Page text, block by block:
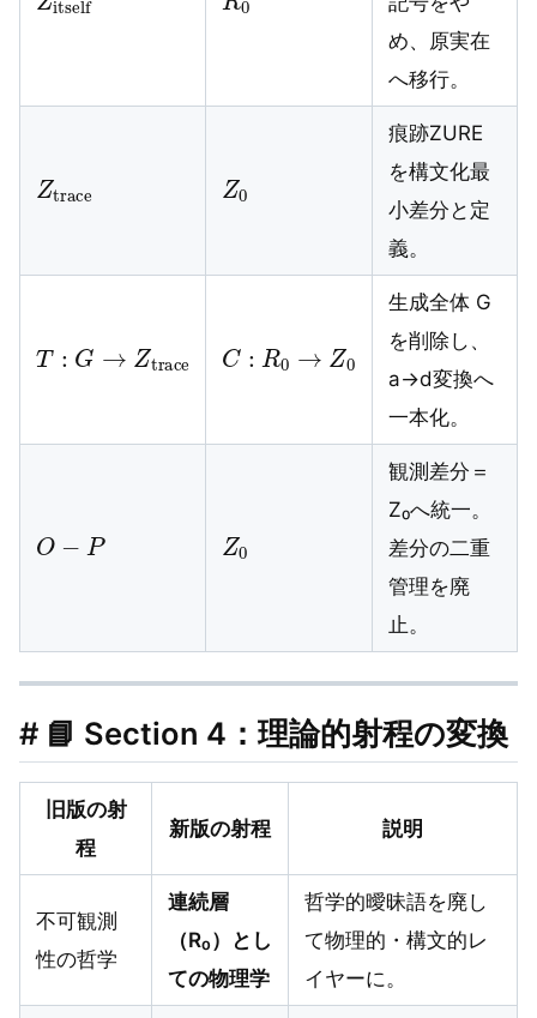
め、原実在
へ移行。
Ztrace Z0
痕跡ZURE
を構文化最
小差分と定
義。
T: → trace C 0 0
生成全体 G
を削除し、
a→d変換へ
一本化。
O Z0
観測差分＝
Z₀へ統一。
差分の二重
管理を廃
止。
# 📘 Section 4：理論的射程の変換
旧版の射
程
新版の射程 説明
不可観測
性の哲学
連続層
（R₀）とし
ての物理学
哲学的曖昧語を廃し
て物理的・構文的レ
イヤーに。